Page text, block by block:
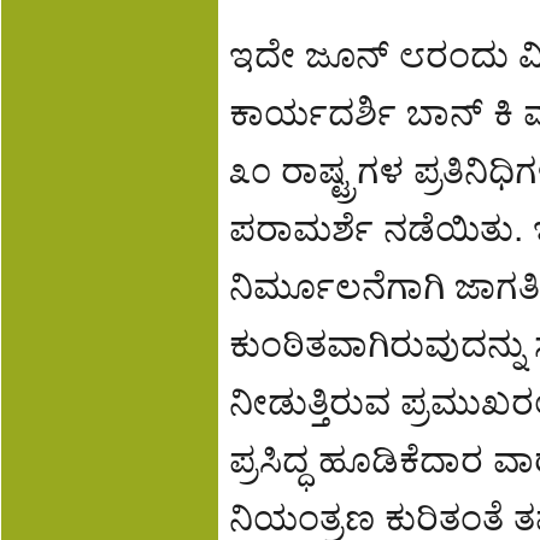
ಇದೇ ಜೂನ್ ೮ರಂದು
ಕಾರ್ಯದರ್ಶಿ ಬಾನ್ ಕಿ
೩೦ ರಾಷ್ಟ್ರಗಳ
ಪರಾಮರ್ಶೆ ನಡೆಯಿತು.
ನಿರ್ಮೂಲನೆಗಾಗಿ
ನೀಡುತ್ತಿರುವ
ಪ್ರಸಿದ್ಧ ಹೂಡಿಕೆದಾರ
ನಿಯಂತ್ರಣ ಕುರಿತಂತೆ